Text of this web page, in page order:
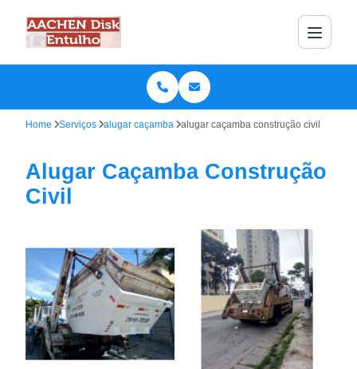
Home Serviços alugar caçamba alugar caçamba construção civil
Alugar Caçamba Construção
Civil